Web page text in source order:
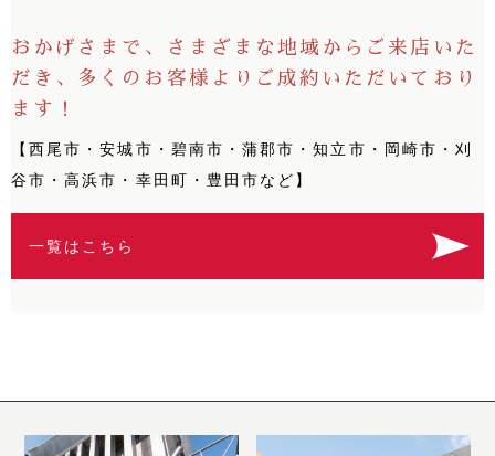
おかげさまで、さまざまな地域からご来店いた
だき、多くのお客様よりご成約いただいており
ます！
【西尾市・安城市・碧南市・蒲郡市・知立市・岡崎市・刈
谷市・高浜市・幸田町・豊田市など】
一覧はこちら